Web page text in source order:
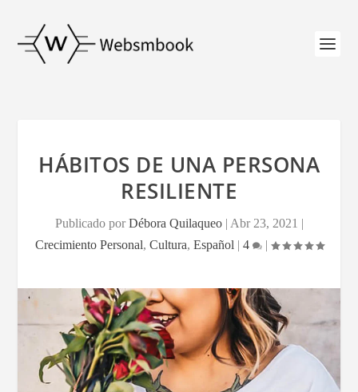
HÁBITOS DE UNA PERSONA
RESILIENTE
Publicado porDébora Quilaqueo| Abr 23, 2021 |
Crecimiento Personal, Cultura, Español | 4 |